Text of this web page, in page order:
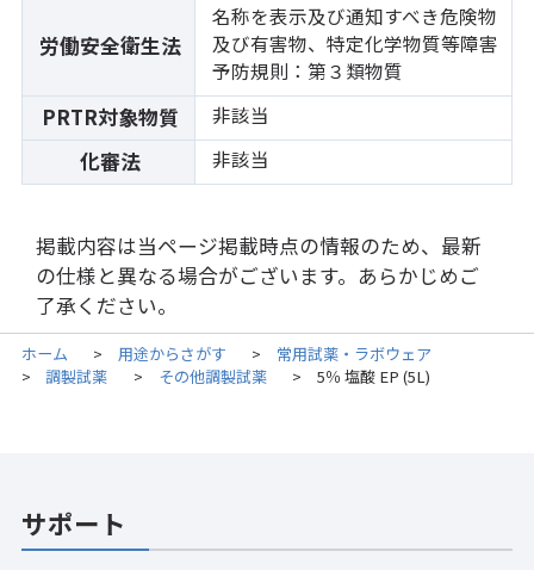
労働安全衛生法
名称を表示及び通知すべき危険物
及び有害物、特定化学物質等障害
予防規則：第３類物質
PRTR対象物質 非該当
化審法 非該当
掲載内容は当ページ掲載時点の情報のため、最新
の仕様と異なる場合がございます。あらかじめご
了承ください。
ホーム > 用途からさがす > 常用試薬・ラボウェア
> 調製試薬 > その他調製試薬 > 5％ 塩酸 EP (5L)
サポート